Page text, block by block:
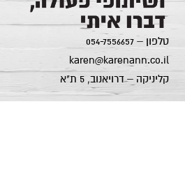
טלפון –054-7556657
karen@karenann.co.il
קליניקה – דרויאנוב, 5 ת"א